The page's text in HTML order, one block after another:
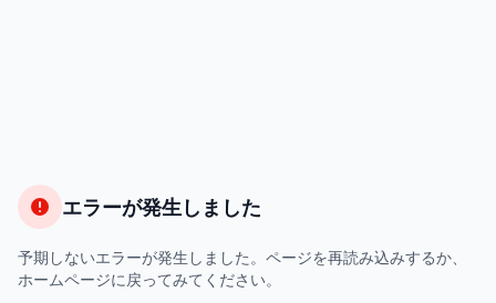
エラーが発生しました
予期しないエラーが発生しました。ページを再読み込みするか、
ホームページに戻ってみてください。